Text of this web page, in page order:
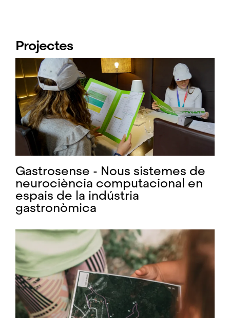
Projectes
Gastrosense - Nous sistemes de
neurociència computacional en
espais de la indústria
gastronòmica